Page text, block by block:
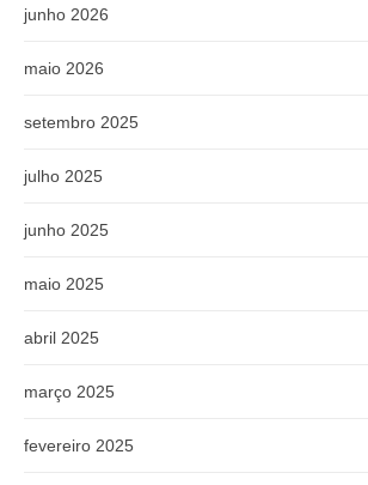
junho 2026
maio 2026
setembro 2025
julho 2025
junho 2025
maio 2025
abril 2025
março 2025
fevereiro 2025